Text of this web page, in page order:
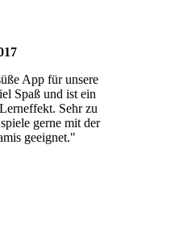
App für unsere
Spaß und ist ein
Sehr zu
gerne mit der
geeignet."